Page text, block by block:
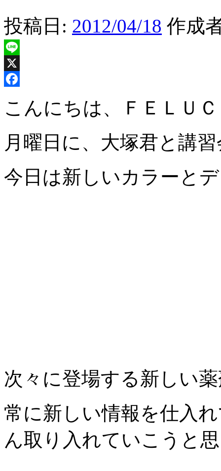
投稿日: 2012/04/18 作成
Line
X
こんにちは、ＦＥＬＵ
月曜日に、大塚君と講
今日は新しいカラーと
次々に登場する新しい
常に新しい情報を仕入
ん取り入れていこうと